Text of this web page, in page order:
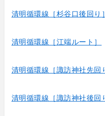
清明循環線［杉谷口後回り］
清明循環線［江端ルート］
清明循環線［諏訪神社先回
清明循環線［諏訪神社後回